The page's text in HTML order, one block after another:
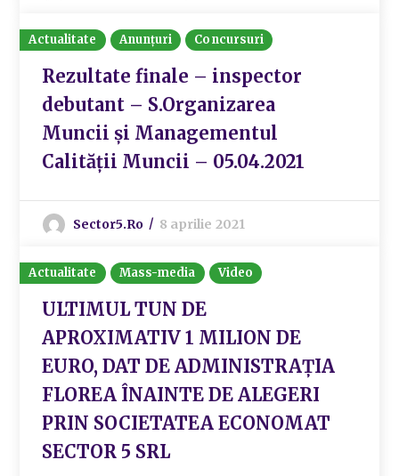
Actualitate Anunțuri Concursuri
Rezultate finale – inspector
debutant – S.Organizarea
Muncii și Managementul
Calității Muncii – 05.04.2021
Sector5.ro 8 aprilie 2021
Actualitate Mass-media Video
ULTIMUL TUN DE
APROXIMATIV 1 MILION DE
EURO, DAT DE ADMINISTRAȚIA
FLOREA ÎNAINTE DE ALEGERI
PRIN SOCIETATEA ECONOMAT
SECTOR 5 SRL